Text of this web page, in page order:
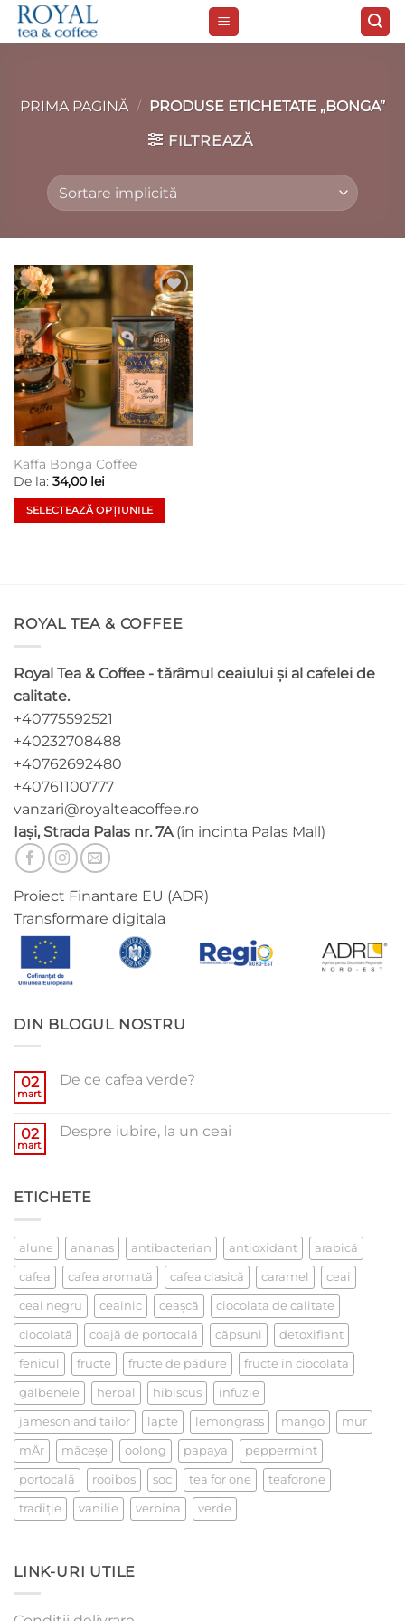
Skip
PRIMA PAGINĂ / PRODUSE ETICHETATE „BONGA”
FILTREAZĂ
Add to
wishlist
Kaffa Bonga Coffee
De la: 34,00 lei
SELECTEAZĂ OPȚIUNILE
variații.
Opțiunile
fi
alese
în
pagina
produsului.
ROYAL TEA & COFFEE
Royal Tea & Coffee - tărâmul ceaiului și al cafelei de
calitate.
+40775592521
+40232708488
+40762692480
+40761100777
vanzari@royalteacoffee.ro
Iași, Strada Palas nr. 7A(în incinta Palas Mall)
Proiect Finantare EU (ADR)
Transformare digitala
DIN BLOGUL NOSTRU
02
mart.
De ce cafea verde?
De
02
mart.
Despre iubire, la un ceai
iubire,
ETICHETE
alune ananas antibacterian antioxidant arabică
cafea cafea aromată cafea clasică caramel ceai
ceai negru ceainic ceaşcă ciocolata de calitate
ciocolată coajă de portocală căpşuni detoxifiant
fenicul fructe fructe de pădure fructe in ciocolata
gălbenele herbal hibiscus infuzie
jameson and tailor lapte lemongrass mango mur
mÄr măceşe oolong papaya peppermint
portocală rooibos soc tea for one teaforone
tradiţie vanilie verbina verde
LINK-URI UTILE